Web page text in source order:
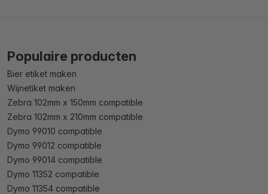
Populaire producten
Bier etiket maken
Wijnetiket maken
Zebra 102mm x 150mm compatible
Zebra 102mm x 210mm compatible
Dymo 99010 compatible
Dymo 99012 compatible
Dymo 99014 compatible
Dymo 11352 compatible
Dymo 11354 compatible